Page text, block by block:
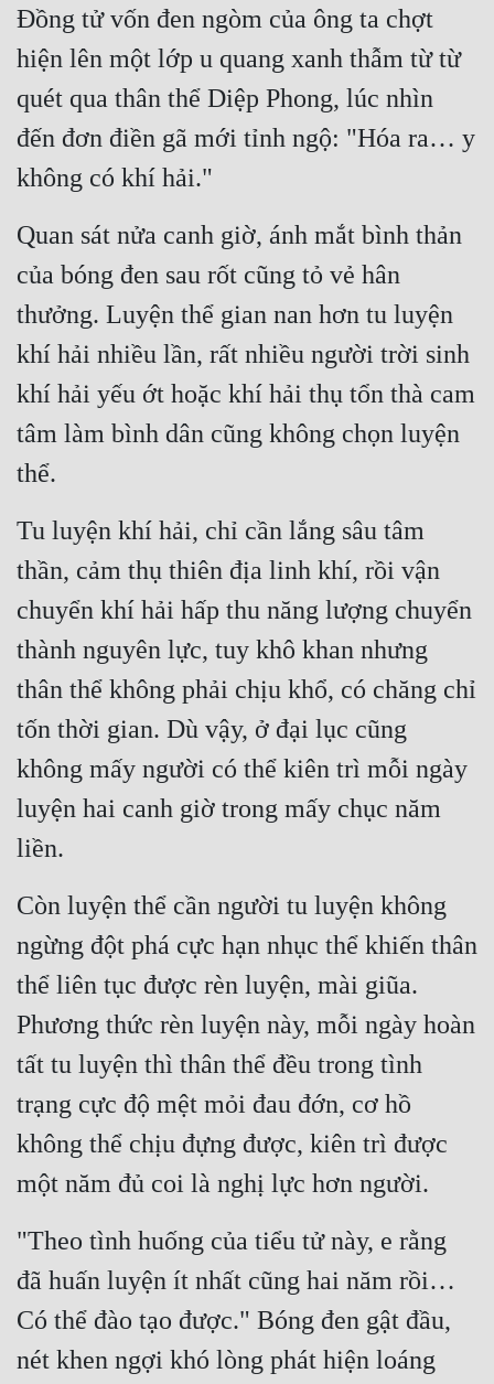
Đồng tử vốn đen ngòm của ông ta chợt
hiện lên một lớp u quang xanh thẫm từ từ
quét qua thân thể Diệp Phong, lúc nhìn
đến đơn điền gã mới tỉnh ngộ: "Hóa ra… y
không có khí hải."
Quan sát nửa canh giờ, ánh mắt bình thản
của bóng đen sau rốt cũng tỏ vẻ hân
thưởng. Luyện thể gian nan hơn tu luyện
khí hải nhiều lần, rất nhiều người trời sinh
khí hải yếu ớt hoặc khí hải thụ tổn thà cam
tâm làm bình dân cũng không chọn luyện
thể.
Tu luyện khí hải, chỉ cần lắng sâu tâm
thần, cảm thụ thiên địa linh khí, rồi vận
chuyển khí hải hấp thu năng lượng chuyển
thành nguyên lực, tuy khô khan nhưng
thân thể không phải chịu khổ, có chăng chỉ
tốn thời gian. Dù vậy, ở đại lục cũng
không mấy người có thể kiên trì mỗi ngày
luyện hai canh giờ trong mấy chục năm
liền.
Còn luyện thể cần người tu luyện không
ngừng đột phá cực hạn nhục thể khiến thân
thể liên tục được rèn luyện, mài giũa.
Phương thức rèn luyện này, mỗi ngày hoàn
tất tu luyện thì thân thể đều trong tình
trạng cực độ mệt mỏi đau đớn, cơ hồ
không thể chịu đựng được, kiên trì được
một năm đủ coi là nghị lực hơn người.
"Theo tình huống của tiểu tử này, e rằng
đã huấn luyện ít nhất cũng hai năm rồi…
Có thể đào tạo được." Bóng đen gật đầu,
nét khen ngợi khó lòng phát hiện loáng